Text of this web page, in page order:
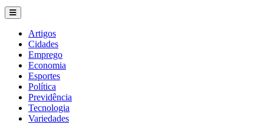
Artigos
Cidades
Emprego
Economia
Esportes
Política
Previdência
Tecnologia
Variedades